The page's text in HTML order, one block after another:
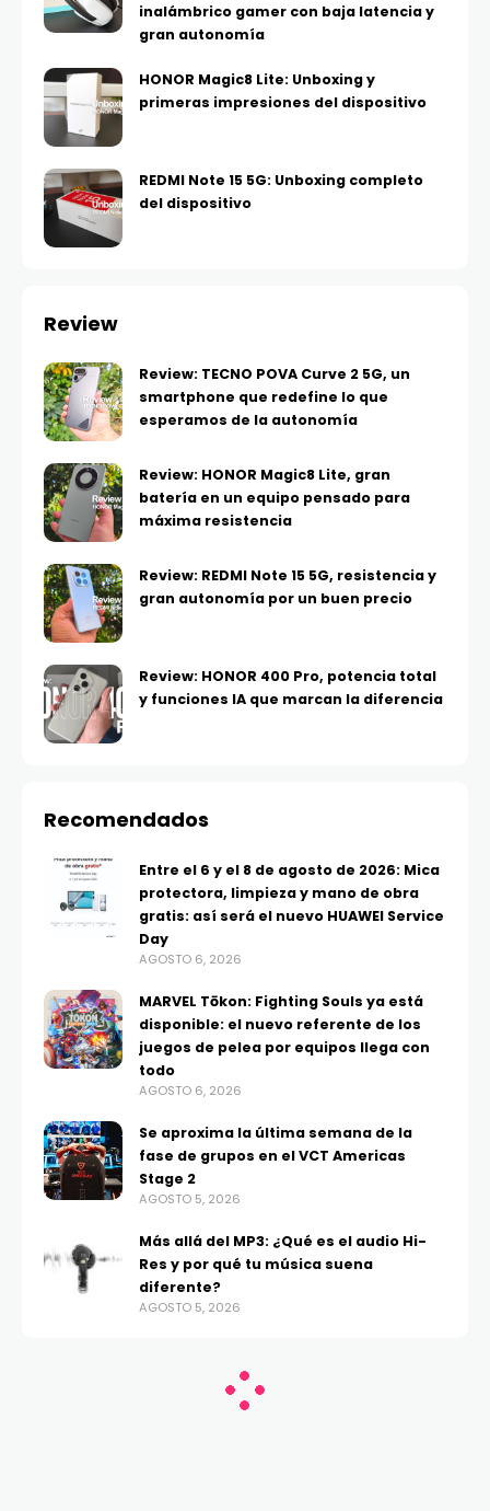
inalámbrico gamer con baja latencia y
gran autonomía
HONOR Magic8 Lite: Unboxing y
primeras impresiones del dispositivo
REDMI Note 15 5G: Unboxing completo
del dispositivo
Review
Review: TECNO POVA Curve 2 5G, un
smartphone que redefine lo que
esperamos de la autonomía
Review: HONOR Magic8 Lite, gran
batería en un equipo pensado para
máxima resistencia
Review: REDMI Note 15 5G, resistencia y
gran autonomía por un buen precio
Review: HONOR 400 Pro, potencia total
y funciones IA que marcan la diferencia
Recomendados
Entre el 6 y el 8 de agosto de 2026: Mica
protectora, limpieza y mano de obra
gratis: así será el nuevo HUAWEI Service
Day
AGOSTO 6, 2026
MARVEL Tōkon: Fighting Souls ya está
disponible: el nuevo referente de los
juegos de pelea por equipos llega con
todo
AGOSTO 6, 2026
Se aproxima la última semana de la
fase de grupos en el VCT Americas
Stage 2
AGOSTO 5, 2026
Más allá del MP3: ¿Qué es el audio Hi-
Res y por qué tu música suena
diferente?
AGOSTO 5, 2026